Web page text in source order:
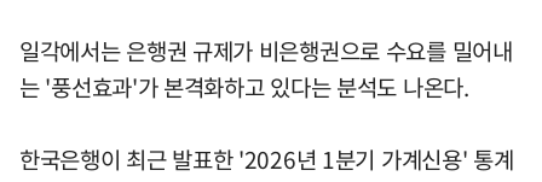
일각에서는 은행권 규제가 비은행권으로 수요를 밀어내
는 '풍선효과'가 본격화하고 있다는 분석도 나온다.
한국은행이 최근 발표한 '2026년 1분기 가계신용' 통계